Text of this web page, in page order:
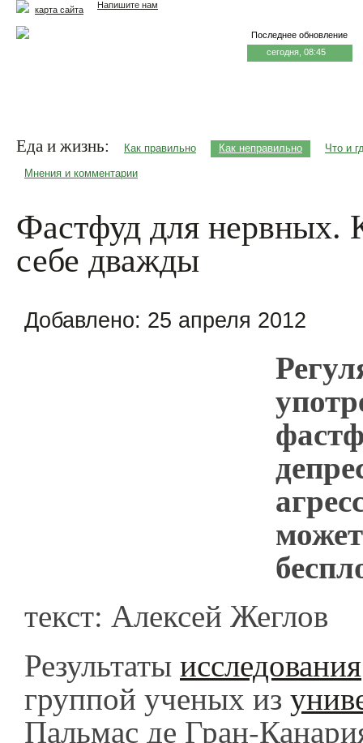
Напишите нам
карта сайта
Последнее обновление
сегодня, 08:45
Еда и жизнь: Как правильно Как неправильно Что и
Мнения и комментарии
Фастфуд для нервных.
себе дважды
Добавлено: 25 апреля 2012
текст: Алексей Жеглов
Результатыисследования
группой ученых из
Пальмас де Гран-